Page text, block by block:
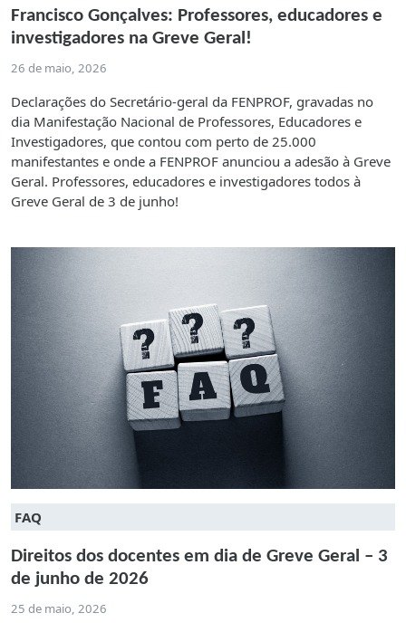
Francisco Gonçalves: Professores, educadores e
investigadores na Greve Geral!
26 de maio, 2026
Declarações do Secretário-geral da FENPROF, gravadas no
dia Manifestação Nacional de Professores, Educadores e
Investigadores, que contou com perto de 25.000
manifestantes e onde a FENPROF anunciou a adesão à Greve
Geral. Professores, educadores e investigadores todos à
Greve Geral de 3 de junho!
FAQ
Direitos dos docentes em dia de Greve Geral – 3
de junho de 2026
25 de maio, 2026